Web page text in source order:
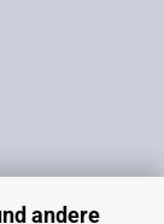
andere